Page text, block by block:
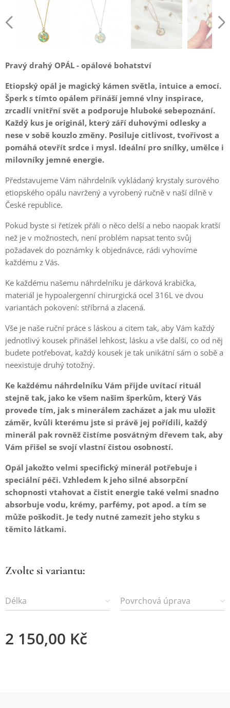
Pravý drahý OPÁL - opálové bohatství
Etiopský opál je magický kámen světla, intuice a emocí.
Šperk s tímto opálem přináší jemné vlny inspirace,
zrcadlí vnitřní svět a podporuje hluboké sebepoznání.
Každý kus je originál, který září duhovými odlesky a
nese v sobě kouzlo změny. Posiluje citlivost, tvořivost a
pomáhá otevřít srdce i mysl. Ideální pro snílky, umělce i
milovníky jemné energie.
Představujeme Vám náhrdelník vykládaný krystaly surového
etiopského opálu navržený a vyrobený ručně v naší dílně v
České republice.
Pokud byste si řetízek přáli o něco delší a nebo naopak kratší
než je v možnostech, není problém napsat tento svůj
požadavek do poznámky k objednávce, rádi vyhovíme
každému z Vás.
Ke každému našemu náhrdelníku je dárková krabička,
materiál je hypoalergenní chirurgická ocel 316L ve dvou
variantách pokovení: stříbrná a zlacená.
Vše je naše ruční práce s láskou a citem tak, aby Vám každý
jednotlivý kousek přinášel lehkost, lásku a vše další, co od něj
budete potřebovat, každý kousek je tak unikátní sám o sobě a
neexistuje druhý totožný.
Ke každému náhrdelníku Vám přijde uvítací rituál
stejně tak, jako ke všem našim šperkům, který Vás
provede tím, jak s minerálem zacházet a jak mu uložit
záměr, kvůli kterému jste si právě jej pořídili, každý
minerál pak rovněž čistíme posvátným dřevem tak, aby
Vám přišel se svojí vlastní čistou osobností.
Opál jakožto velmi specifický minerál potřebuje i
speciální péči. Vzhledem k jeho silné absorpční
schopnosti vtahovat a čistit energie také velmi snadno
absorbuje vodu, krémy, parfémy, pot apod. a tím se
může poškodit. Je tedy nutné zamezit jeho styku s
těmito látkami.
Zvolte si variantu:
Délka Povrchová úprava
2 150,00 Kč